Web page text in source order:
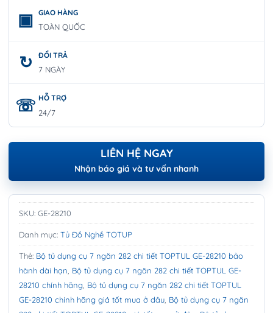
GIAO HÀNG
TOÀN QUỐC
ĐỔI TRẢ
7 NGÀY
HỖ TRỢ
24/7
LIÊN HỆ NGAY
Nhận báo giá và tư vấn nhanh
SKU: GE-28210
Danh mục: Tủ Đồ Nghề TOTUP
Thẻ: Bộ tủ dụng cụ 7 ngăn 282 chi tiết TOPTUL GE-28210 bảo
hành dài hạn, Bộ tủ dụng cụ 7 ngăn 282 chi tiết TOPTUL GE-
28210 chính hãng, Bộ tủ dụng cụ 7 ngăn 282 chi tiết TOPTUL
GE-28210 chính hãng giá tốt mua ở đâu, Bộ tủ dụng cụ 7 ngăn